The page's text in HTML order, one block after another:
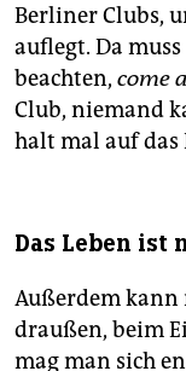
Berliner Clubs,
auflegt. Da
beachten, come
Club, niemand
halt mal auf das
Das Leben ist
Außerdem kann
draußen, beim
mag man sich